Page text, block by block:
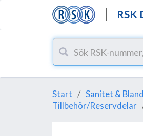
RSK
Start Sanitet &
Tillbehör/Reservdelar